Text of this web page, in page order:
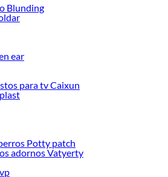
de productos de Limpiador Cocina en Sodimac.
tus proyectos de renovación y decoración.
Blunding
ear
para tv Caixun
Potty patch
adornos Vatyerty